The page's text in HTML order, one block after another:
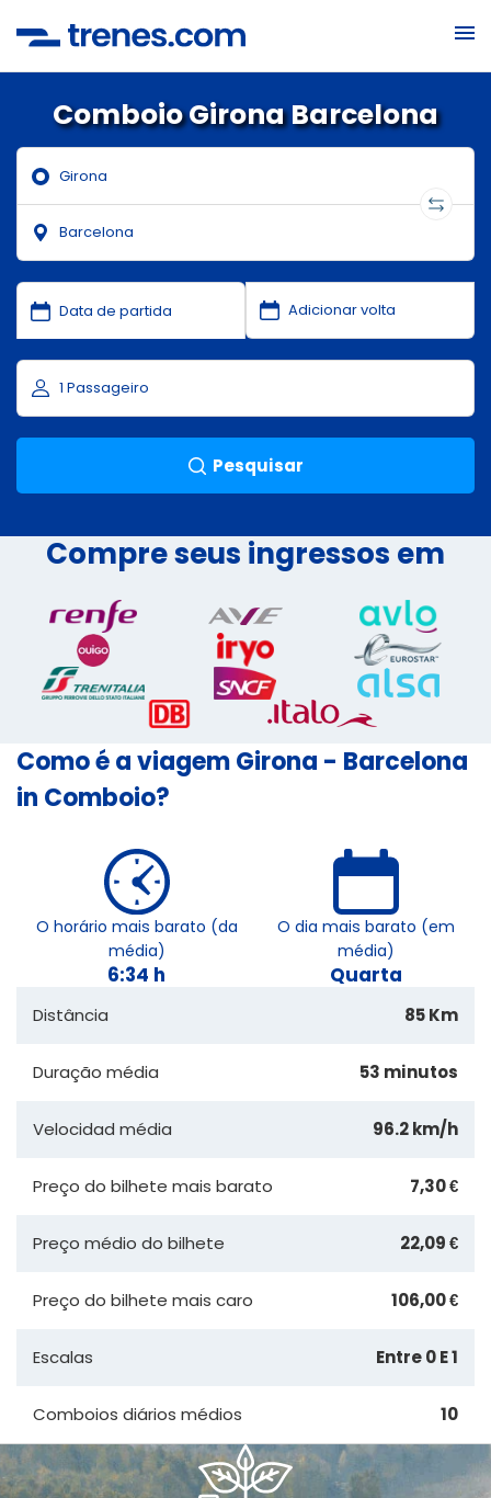
Comboio Girona Barcelona
Pesquisar
Compre seus ingressos em
Como é a viagem Girona - Barcelona
in Comboio?
O horário mais barato (da
média)
6:34 h
O dia mais barato (em
média)
Quarta
Distância 85 Km
Duração média 53 minutos
Velocidad média 96.2 km/h
Preço do bilhete mais barato 7,30 €
Preço médio do bilhete 22,09 €
Preço do bilhete mais caro 106,00 €
Escalas Entre 0 E 1
Comboios diários médios 10